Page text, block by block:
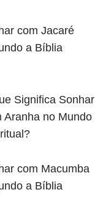
com Jacaré
a Bíblia
Significa Sonhar
Aranha no Mundo
com Macumba
a Bíblia